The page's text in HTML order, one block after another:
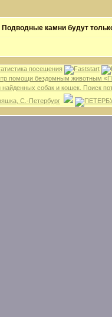
Подводные камни будут